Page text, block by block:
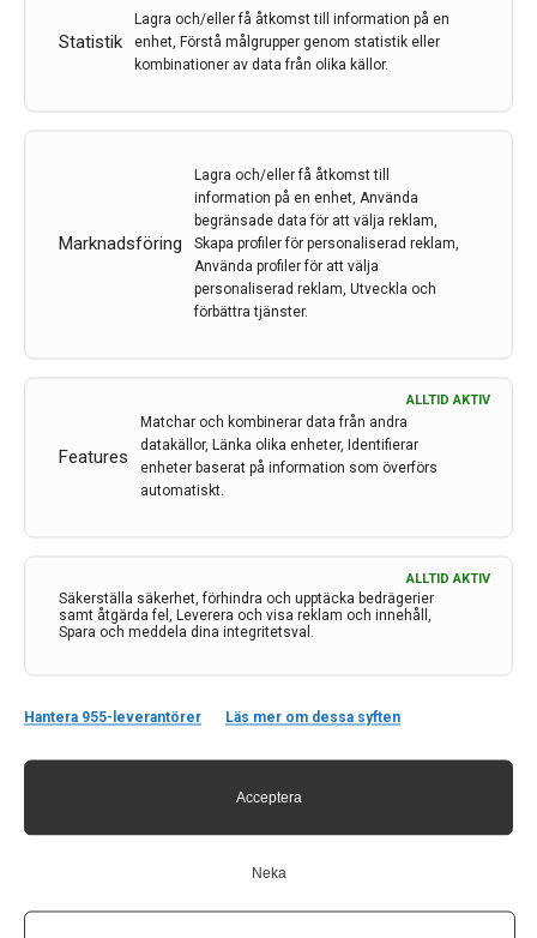
Statistik
Lagra och/eller få åtkomst till information på en
enhet, Förstå målgrupper genom statistik eller
kombinationer av data från olika källor.
Marknadsföring
Lagra och/eller få åtkomst till
information på en enhet, Använda
begränsade data för att välja reklam,
Skapa profiler för personaliserad reklam,
Använda profiler för att välja
personaliserad reklam, Utveckla och
förbättra tjänster.
Features
ALLTID AKTIV
Matchar och kombinerar data från andra
datakällor, Länka olika enheter, Identifierar
enheter baserat på information som överförs
automatiskt.
Säkerställa säkerhet, förhindra och upptäcka bedrägerier
samt åtgärda fel, Leverera och visa reklam och innehåll,
Spara och meddela dina integritetsval.
ALLTID AKTIV
Hantera 955-leverantörer Läs mer om dessa syften
Acceptera
Neka
Forskare efterlyser ökad sparsamhet vid
strålbehandling av hjärntumörer hos barn
är känsligare för strålbehandling eftersom hjärnan inte
är fullt utvecklad.